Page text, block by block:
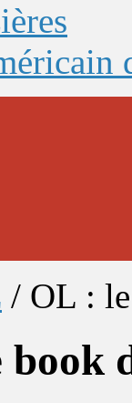
/ OL :